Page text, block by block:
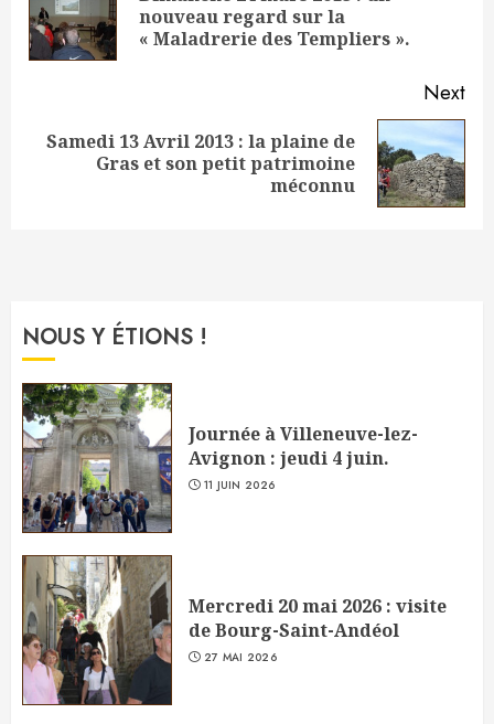
nouveau regard sur la
« Maladrerie des Templiers ».
Next
Next
Samedi 13 Avril 2013 : la plaine de
Gras et son petit patrimoine
méconnu
NOUS Y ÉTIONS !
Journée à Villeneuve-lez-
Avignon : jeudi 4 juin.
11 JUIN 2026
Mercredi 20 mai 2026 : visite
de Bourg-Saint-Andéol
27 MAI 2026